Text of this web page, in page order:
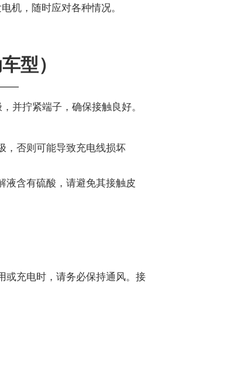
机，随时应对各种情况。
型）
并拧紧端子，确保接触良好。
，否则可能导致充电线损坏
液含有硫酸，请避免其接触皮
或充电时，请务必保持通风。接